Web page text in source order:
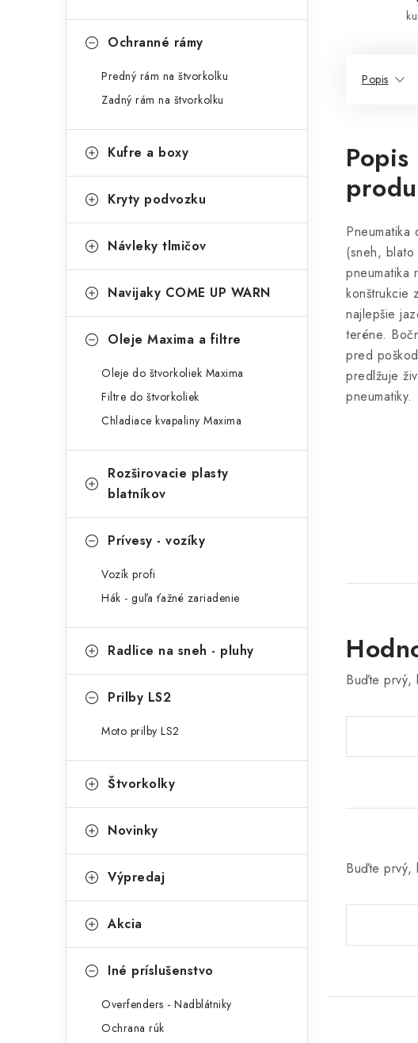
Ochranné rámy
Predný rám na štvorkolku
Zadný rám na štvorkolku
Kufre a boxy
Kryty podvozku
Návleky tlmičov
Navijaky COME UP WARN
Oleje Maxima a filtre
Oleje do štvorkoliek Maxima
Filtre do štvorkoliek
Chladiace kvapaliny Maxima
Rozširovacie plasty
blatníkov
Prívesy - vozíky
Vozík profi
Hák - guľa ťažné zariadenie
Radlice na sneh - pluhy
Prilby LS2
Moto prilby LS2
Štvorkolky
Novinky
Výpredaj
Akcia
Iné príslušenstvo
Overfenders - Nadblátniky
Ochrana rúk
Popis
Popis
(sneh,
pneumatika
konštrukcie
najlepšie
teréne.
pred
predlžuje
pneumatiky.
Buďte prvý,
Buďte prvý,